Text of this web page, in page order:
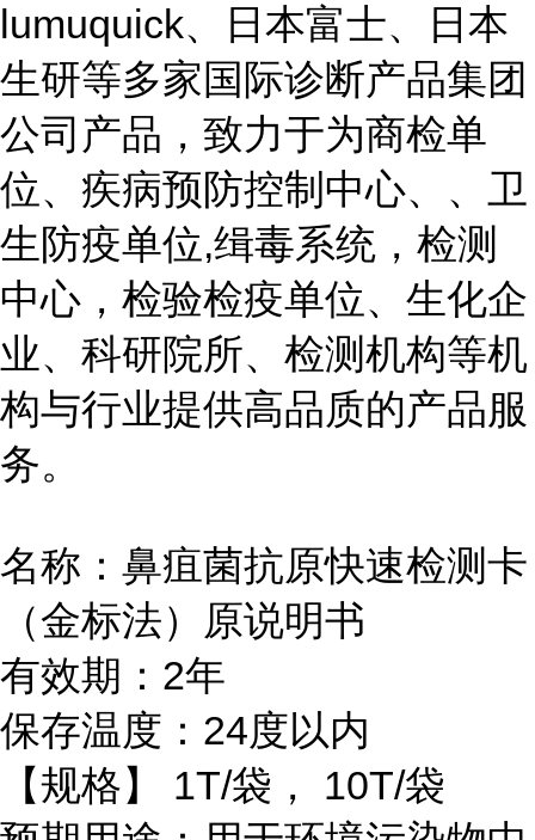
lumuquick、日本富士、日本
生研等多家国际诊断产品集团
公司产品，致力于为商检单
位、疾病预防控制中心、、卫
生防疫单位,缉毒系统，检测
中心，检验检疫单位、生化企
业、科研院所、检测机构等机
构与行业提供高品质的产品服
务。
名称：鼻疽菌抗原快速检测卡
（金标法）原说明书
有效期：2年
保存温度：24度以内
【规格】 1T/袋， 10T/袋